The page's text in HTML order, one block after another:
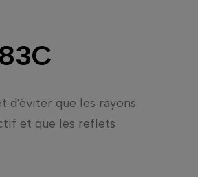
d'éviter que les rayons
et que les reflets